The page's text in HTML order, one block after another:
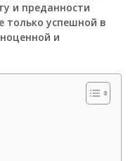
и преданности
только успешной в
и